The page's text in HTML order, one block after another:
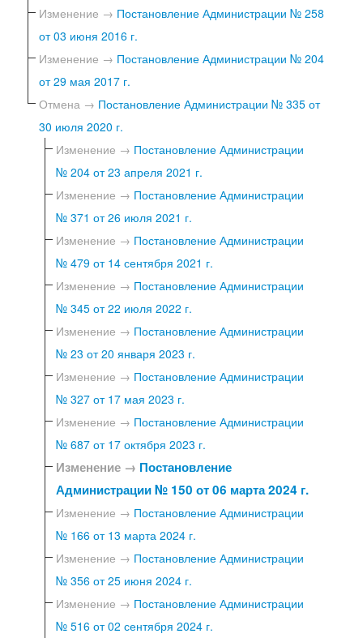
Изменение → Постановление Администрации № 258
от 03 июня 2016 г.
Изменение → Постановление Администрации № 204
от 29 мая 2017 г.
Отмена → Постановление Администрации № 335 от
30 июля 2020 г.
Изменение → Постановление Администрации
№ 204 от 23 апреля 2021 г.
Изменение → Постановление Администрации
№ 371 от 26 июля 2021 г.
Изменение → Постановление Администрации
№ 479 от 14 сентября 2021 г.
Изменение → Постановление Администрации
№ 345 от 22 июля 2022 г.
Изменение → Постановление Администрации
№ 23 от 20 января 2023 г.
Изменение → Постановление Администрации
№ 327 от 17 мая 2023 г.
Изменение → Постановление Администрации
№ 687 от 17 октября 2023 г.
Изменение → Постановление
Администрации № 150 от 06 марта 2024 г.
Изменение → Постановление Администрации
№ 166 от 13 марта 2024 г.
Изменение → Постановление Администрации
№ 356 от 25 июня 2024 г.
Изменение → Постановление Администрации
№ 516 от 02 сентября 2024 г.